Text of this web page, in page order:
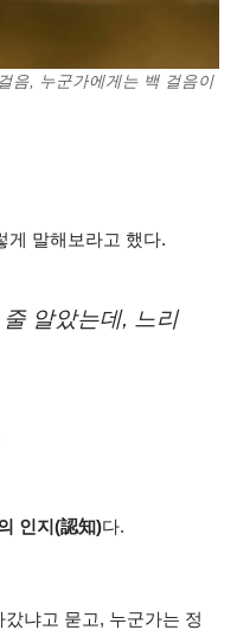
음, 누군가에게는 백 걸음이
게 말해보라고 했다.
알았는데, 느리
인지(認知)다.
냐고 묻고, 누군가는 정